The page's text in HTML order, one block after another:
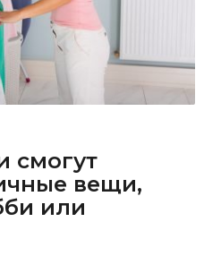
смогут
вещи,
или